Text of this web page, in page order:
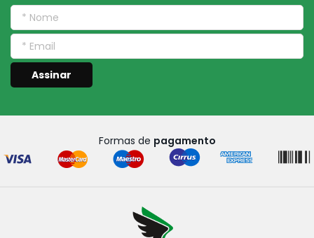
Assinar
Formas de pagamento